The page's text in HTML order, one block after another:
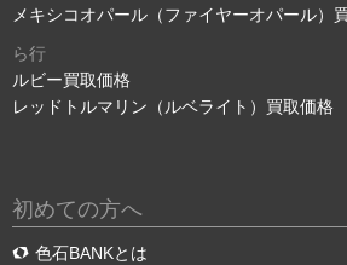
メキシコオパール（ファイヤーオパール）
ら行
ルビー買取価格
レッドトルマリン（ルベライト）買取価格
初めての方へ
色石BANKとは